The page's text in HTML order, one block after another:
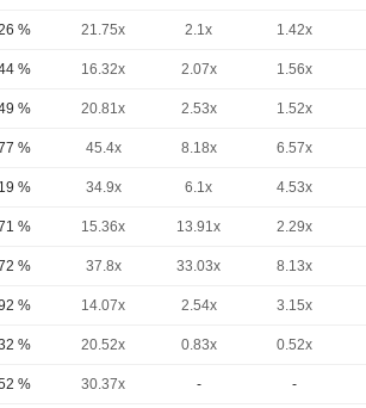
% 21.75x 2.1x 1.42x
% 16.32x 2.07x 1.56x
% 20.81x 2.53x 1.52x
% 45.4x 8.18x 6.57x
% 34.9x 6.1x 4.53x
% 15.36x 13.91x 2.29x
% 37.8x 33.03x 8.13x
% 14.07x 2.54x 3.15x
% 20.52x 0.83x 0.52x
% 30.37x - -